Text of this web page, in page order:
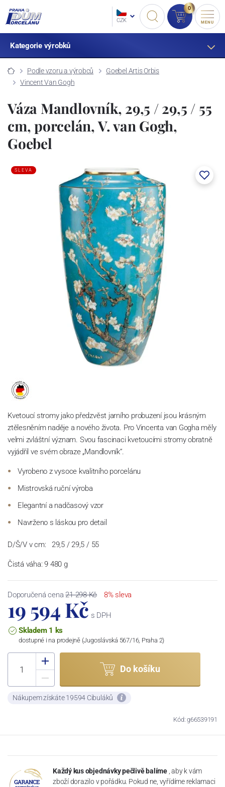
CZK
0
MENU
Kategorie výrobků
Podle vzoru a výrobců
Goebel Artis Orbis
Vincent Van Gogh
Váza Mandlovník, 29,5 / 29,5 / 55
cm, porcelán, V. van Gogh,
Goebel
SLEVA
Kvetoucí stromy jako předzvěst jarního probuzení jsou krásným
ztělesněním naděje a nového života. Pro Vincenta van Gogha měly
velmi zvláštní význam. Svou fascinaci kvetoucími stromy obratně
vyjádřil ve svém obraze „Mandlovník“.
Vyrobeno z vysoce kvalitního porcelánu
Mistrovská ruční výroba
Elegantní a nadčasový vzor
Navrženo s láskou pro detail
D/Š/V v cm: 29,5 / 29,5 / 55
Čistá váha: 9 480 g
Doporučená cena21 298 Kč 8% sleva
19 594 Kč s DPH
Skladem 1 ks
dostupné i na prodejně (Jugoslávská 567/16, Praha 2)
Do košíku
Nákupem získáte 19594 Cibuláků
Kód: g66539191
Každý kus objednávky pečlivě balíme , aby k vám
zboží dorazilo v pořádku. Pokud ne, vyřídíme reklamaci